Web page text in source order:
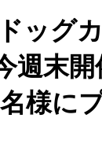
ッグ
週末開
様に